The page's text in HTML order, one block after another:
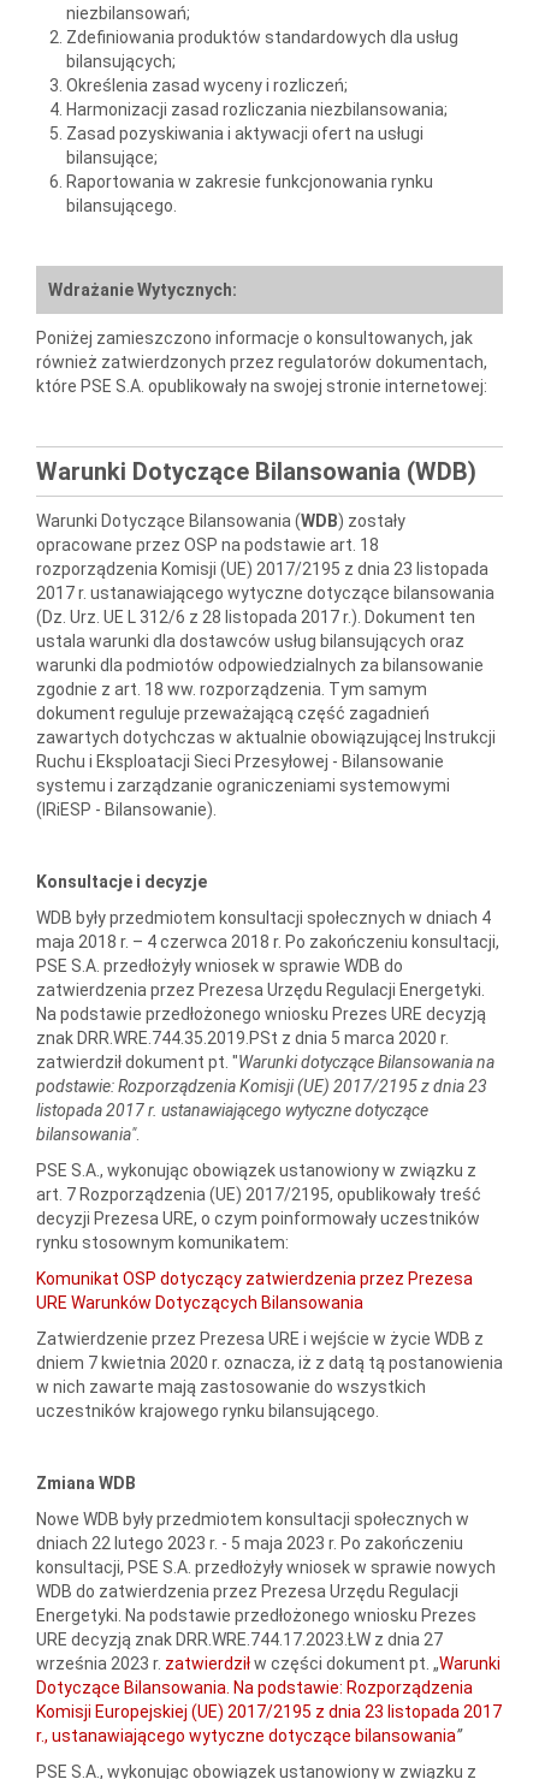
niezbilansowań;
Zdefiniowania produktów standardowych dla usług
bilansujących;
Określenia zasad wyceny i rozliczeń;
Harmonizacji zasad rozliczania niezbilansowania;
Zasad pozyskiwania i aktywacji ofert na usługi
bilansujące;
Raportowania w zakresie funkcjonowania rynku
bilansującego.
Wdrażanie Wytycznych:
Poniżej zamieszczono informacje o konsultowanych, jak
również zatwierdzonych przez regulatorów dokumentach,
które PSE S.A. opublikowały na swojej stronie internetowej:
Warunki Dotyczące Bilansowania (WDB)
Warunki Dotyczące Bilansowania (WDB) zostały
opracowane przez OSP na podstawie art. 18
rozporządzenia Komisji (UE) 2017/2195 z dnia 23 listopada
2017 r. ustanawiającego wytyczne dotyczące bilansowania
(Dz. Urz. UE L 312/6 z 28 listopada 2017 r.). Dokument ten
ustala warunki dla dostawców usług bilansujących oraz
warunki dla podmiotów odpowiedzialnych za bilansowanie
zgodnie z art. 18 ww. rozporządzenia. Tym samym
dokument reguluje przeważającą część zagadnień
zawartych dotychczas w aktualnie obowiązującej Instrukcji
Ruchu i Eksploatacji Sieci Przesyłowej - Bilansowanie
systemu i zarządzanie ograniczeniami systemowymi
(IRiESP - Bilansowanie).
Konsultacje i decyzje
WDB były przedmiotem konsultacji społecznych w dniach 4
maja 2018 r. – 4 czerwca 2018 r. Po zakończeniu konsultacji,
PSE S.A. przedłożyły wniosek w sprawie WDB do
zatwierdzenia przez Prezesa Urzędu Regulacji Energetyki.
Na podstawie przedłożonego wniosku Prezes URE decyzją
znak DRR.WRE.744.35.2019.PSt z dnia 5 marca 2020 r.
zatwierdził dokument pt. "Warunki dotyczące Bilansowania na
podstawie: Rozporządzenia Komisji (UE) 2017/2195 z dnia 23
listopada 2017 r. ustanawiającego wytyczne dotyczące
bilansowania".
PSE S.A., wykonując obowiązek ustanowiony w związku z
art. 7 Rozporządzenia (UE) 2017/2195, opublikowały treść
decyzji Prezesa URE, o czym poinformowały uczestników
rynku stosownym komunikatem:
Komunikat OSP dotyczący zatwierdzenia przez Prezesa
URE Warunków Dotyczących Bilansowania
Zatwierdzenie przez Prezesa URE i wejście w życie WDB z
dniem 7 kwietnia 2020 r. oznacza, iż z datą tą postanowienia
w nich zawarte mają zastosowanie do wszystkich
uczestników krajowego rynku bilansującego.
Zmiana WDB
Nowe WDB były przedmiotem konsultacji społecznych w
dniach 22 lutego 2023 r. - 5 maja 2023 r. Po zakończeniu
konsultacji, PSE S.A. przedłożyły wniosek w sprawie nowych
WDB do zatwierdzenia przez Prezesa Urzędu Regulacji
Energetyki. Na podstawie przedłożonego wniosku Prezes
URE decyzją znak DRR.WRE.744.17.2023.ŁW z dnia 27
września 2023 r. zatwierdziłw części dokument pt. „Warunki
Dotyczące Bilansowania. Na podstawie: Rozporządzenia
Komisji Europejskiej (UE) 2017/2195 z dnia 23 listopada 2017
r., ustanawiającego wytyczne dotyczące bilansowania”
PSE S.A., wykonując obowiązek ustanowiony w związku z